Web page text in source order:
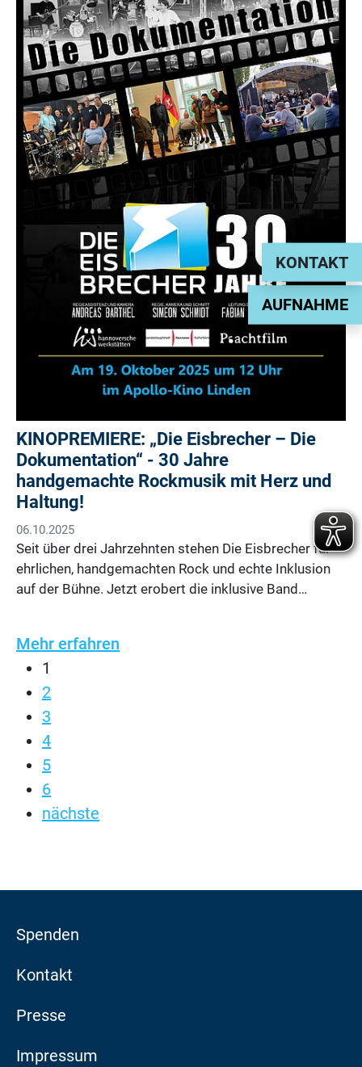
KINOPREMIERE: „Die Eisbrecher – Die
Dokumentation“ - 30 Jahre
handgemachte Rockmusik mit Herz und
Haltung!
06.10.2025
Seit über drei Jahrzehnten stehen Die Eisbrecher für
ehrlichen, handgemachten Rock und echte Inklusion
auf der Bühne. Jetzt erobert die inklusive Band…
Mehr erfahren
1
2
3
4
5
6
nächste
KONTAKT
AUFNAHME
Spenden
Kontakt
Presse
Impressum